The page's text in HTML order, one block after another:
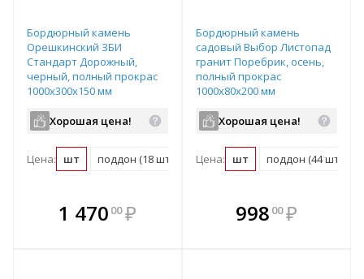
Бордюрный камень
Орешкинский ЗБИ
Стандарт Дорожный,
черный, полный прокрас
1000х300х150 мм
Хорошая цена!
Цена: шт поддон (18 шт)
1 470 00 ₽
В комплекте
всегда выгоднее!
Бордюрный камень
садовый Выбор Листопад
гранит Поребрик, осень,
полный прокрас
1000х80х200 мм
Хорошая цена!
Цена: шт поддон (44 шт)
В комплекте
всегда выгоднее!
998 00 ₽